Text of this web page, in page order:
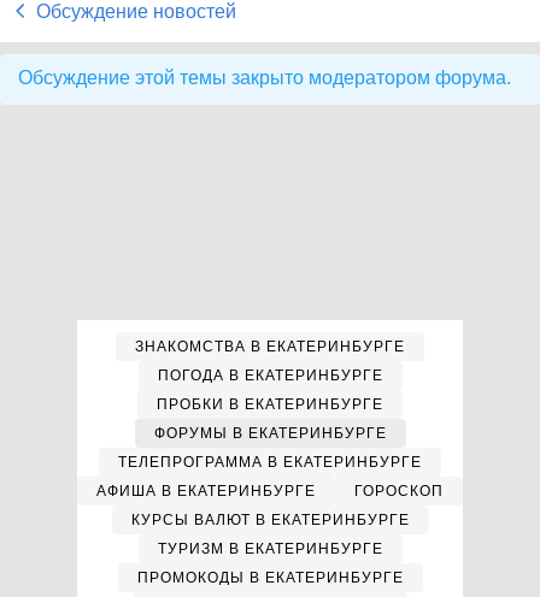
Обсуждение новостей
Обсуждение этой темы закрыто модератором форума.
ЗНАКОМСТВА В ЕКАТЕРИНБУРГЕ
ПОГОДА В ЕКАТЕРИНБУРГЕ
ПРОБКИ В ЕКАТЕРИНБУРГЕ
ФОРУМЫ В ЕКАТЕРИНБУРГЕ
ТЕЛЕПРОГРАММА В ЕКАТЕРИНБУРГЕ
АФИША В ЕКАТЕРИНБУРГЕ
ГОРОСКОП
КУРСЫ ВАЛЮТ В ЕКАТЕРИНБУРГЕ
ТУРИЗМ В ЕКАТЕРИНБУРГЕ
ПРОМОКОДЫ В ЕКАТЕРИНБУРГЕ